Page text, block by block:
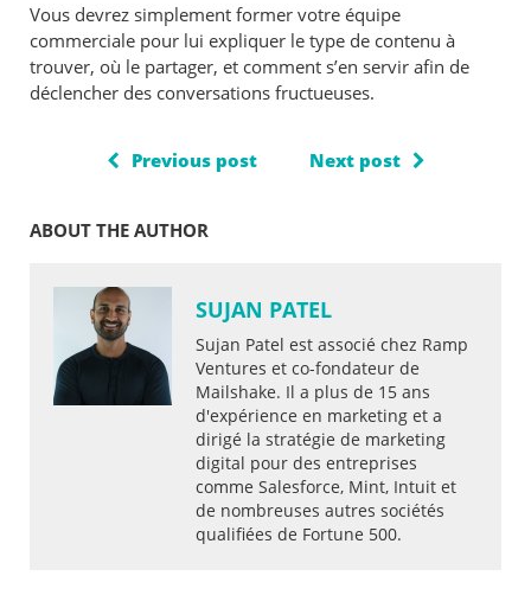
Vous devrez simplement former votre équipe
commerciale pour lui expliquer le type de contenu à
trouver, où le partager, et comment s’en servir afin de
déclencher des conversations fructueuses.
Previous post Next post
ABOUT THE AUTHOR
SUJAN PATEL
Sujan Patel est associé chez Ramp
Ventures et co-fondateur de
Mailshake. Il a plus de 15 ans
d'expérience en marketing et a
dirigé la stratégie de marketing
digital pour des entreprises
comme Salesforce, Mint, Intuit et
de nombreuses autres sociétés
qualifiées de Fortune 500.